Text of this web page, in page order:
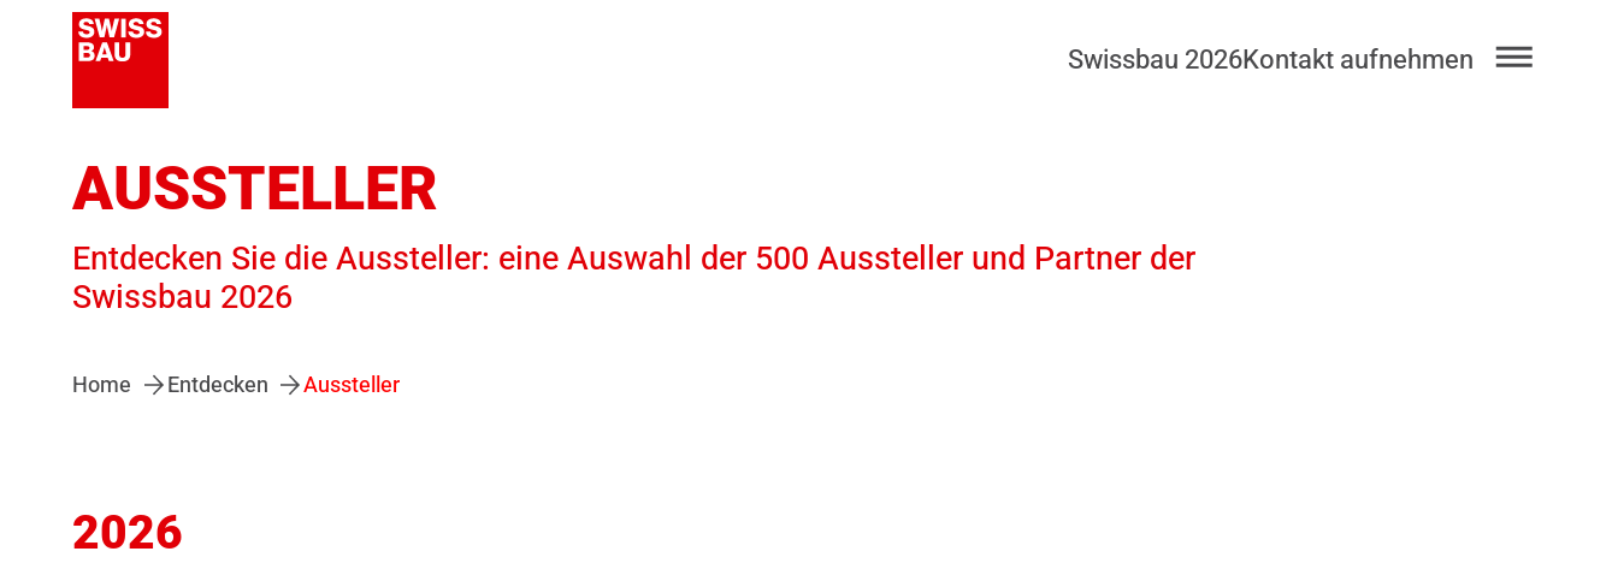
Swissbau 2026Kontakt aufnehmen
AUSSTELLER
Entdecken Sie die Aussteller: eine Auswahl der 500 Aussteller und Partner der
Swissbau 2026
Home Entdecken Aussteller
2026